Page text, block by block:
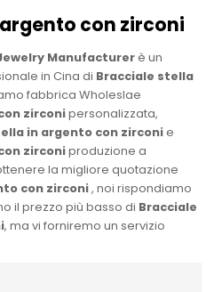
con zirconi
Manufacturerè un
in Cina di Bracciale stella
fabbrica Wholeslae
zirconipersonalizzata,
in argento con zirconie
zirconiproduzione a
la migliore quotazione
con zirconi, noi rispondiamo
il prezzo più basso di Bracciale
, ma vi forniremo un servizio